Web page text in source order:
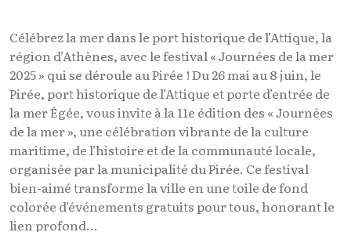
Célébrez la mer dans le port historique de l’Attique, la
région d’Athènes, avec le festival « Journées de la mer
2025 » qui se déroule au Pirée ! Du 26 mai au 8 juin, le
Pirée, port historique de l’Attique et porte d’entrée de
la mer Égée, vous invite à la 11e édition des « Journées
de la mer », une célébration vibrante de la culture
maritime, de l’histoire et de la communauté locale,
organisée par la municipalité du Pirée. Ce festival
bien-aimé transforme la ville en une toile de fond
colorée d’événements gratuits pour tous, honorant le
lien profond...